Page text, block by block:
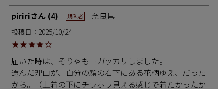
piriri 4 購入者 奈良県
投稿日 2025/10/24
届いた時は、そりゃもーガッカリしました。
選んだ理由が、自分の顔の右下にある花柄ゆえ、だった
から。（上着の下にチラホラ見える感じで着たかったか